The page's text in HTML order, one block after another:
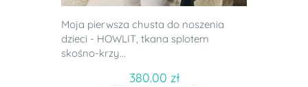
Moja pierwsza chusta do noszenia
dzieci - HOWLIT, tkana splotem
skośno-krzy...
380.00 zł